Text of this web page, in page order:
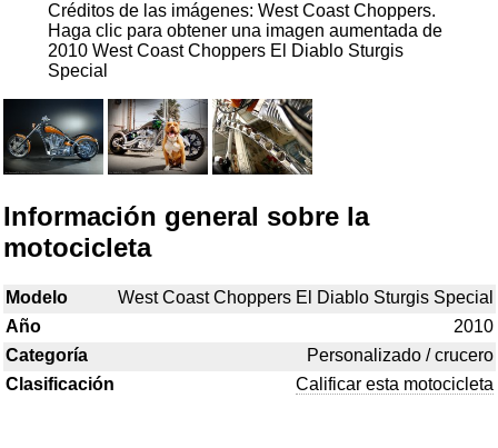
Créditos de las imágenes: West Coast Choppers.
Haga clic para obtener una imagen aumentada de
2010 West Coast Choppers El Diablo Sturgis
Special
Información general sobre la
motocicleta
Modelo
West Coast Choppers El Diablo Sturgis Special
Año
2010
Categoría
Personalizado / crucero
Clasificación
Calificar esta motocicleta